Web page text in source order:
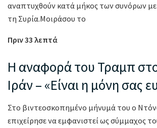
αναπτυχθούν κατά μήκος των συνόρων με
τη Συρία.Μοιράσου το
Πριν 33 λεπτά
Η αναφορά του Τραμπ
Ιράν – «Είναι η μόνη σας
Στο βιντεοσκοπημένο μήνυμά του ο
επιχείρησε να εμφανιστεί ως σύμμαχος